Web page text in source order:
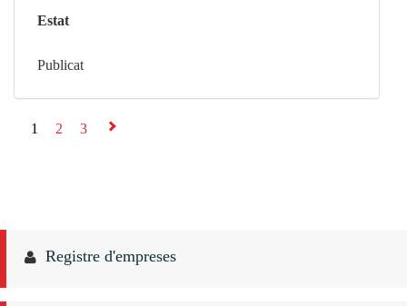
Estat
Publicat
1 2 3 ⇨
Registre d'empreses